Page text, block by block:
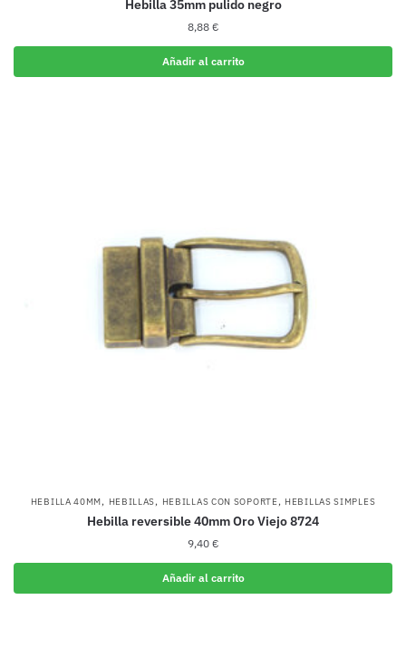
Hebilla 35mm pulido negro
8,88 €
Añadir al carrito
HEBILLA 40MM, HEBILLAS, HEBILLAS CON SOPORTE, HEBILLAS SIMPLES
Hebilla reversible 40mm Oro Viejo 8724
9,40 €
Añadir al carrito